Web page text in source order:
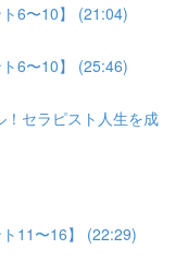
6〜10】 (21:04)
6〜10】 (25:46)
セラピスト人生を成
11〜16】 (22:29)